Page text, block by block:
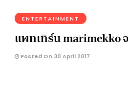
ENTERTAINMENT
แพทเทิร์น marimekko
Posted On 30 April 2017